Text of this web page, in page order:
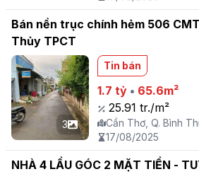
Bán nền trục chính hẻm 506
Thủy TPCT
3
Tin bán
1.7 tỷ • 65.6m²
25.91 tr./m²
Cần Thơ, Q. Bình
17/08/2025
NHÀ 4 LẦU GÓC 2 MẶT TIỀN -